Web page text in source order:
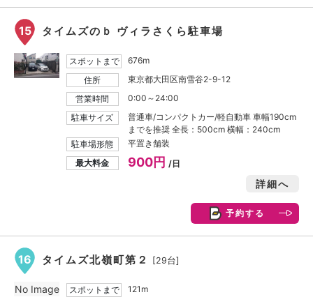
15 タイムズのｂ ヴィラさくら駐車場
スポットまで
676m
住所
東京都大田区南雪谷2-9-12
営業時間
0:00～24:00
駐車サイズ
普通車/コンパクトカー/軽自動車 車幅190cm
までを推奨 全長：500cm 横幅：240cm
駐車場形態
平置き舗装
最大料金
900円 /日
詳細へ
予約する
16 タイムズ北嶺町第２ [29台]
スポットまで
121m
No Image